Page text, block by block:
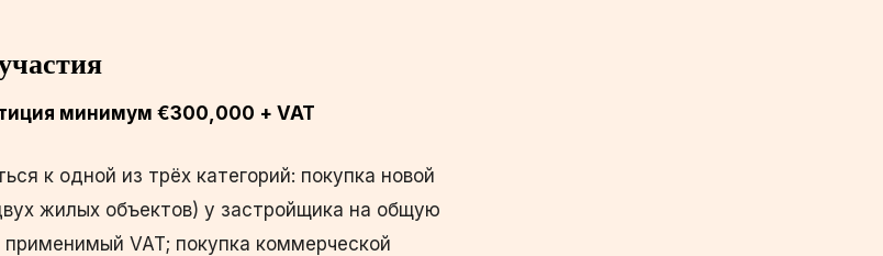
минимум €300,000 + VAT
к одной из трёх категорий: покупка новой
жилых объектов) у застройщика на общую
VAT; покупка коммерческой